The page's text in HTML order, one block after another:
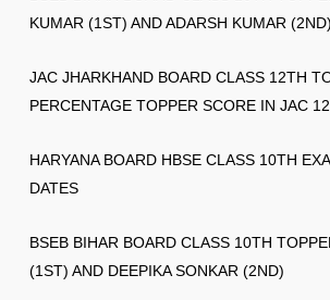
KUMAR (1ST) AND ADARSH KUMAR (2ND)
JAC JHARKHAND BOARD CLASS 12TH
PERCENTAGE TOPPER SCORE IN JAC
HARYANA BOARD HBSE CLASS 10TH
DATES
BSEB BIHAR BOARD CLASS 10TH
(1ST) AND DEEPIKA SONKAR (2ND)